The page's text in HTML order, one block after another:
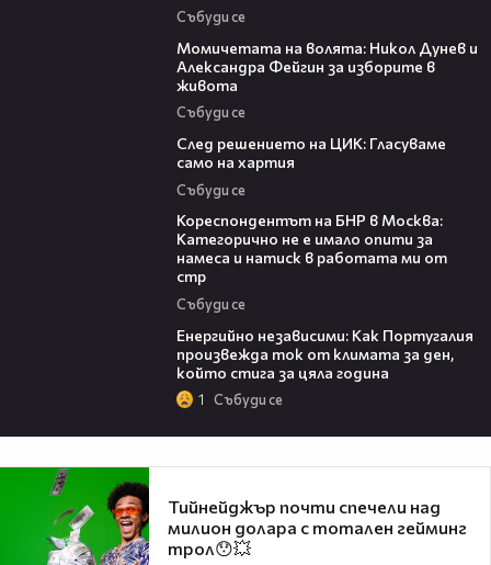
Събуди се
Момичетата на волята: Никол Дунев и
Александра Фейгин за изборите в
живота
Събуди се
След решението на ЦИК: Гласуваме
само на хартия
Събуди се
Кореспондентът на БНР в Москва:
Категорично не е имало опити за
намеса и натиск в работата ми от
стр
Събуди се
Енергийно независими: Как Португалия
произвежда ток от климата за ден,
който стига за цяла година
1 Събуди се
Тийнейджър почти спечели над
милион долара с тотален гейминг
трол😯💥